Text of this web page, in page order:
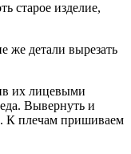
старое изделие,
же детали вырезать
их лицевыми
Вывернуть и
К плечам пришиваем